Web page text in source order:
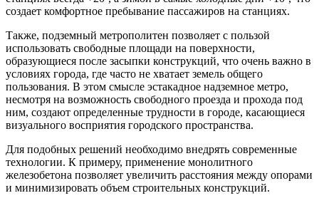
создает комфортное пребывание пассажиров на станциях.
Также, подземный метрополитен позволяет с пользой
использовать свободные площади на поверхности,
образующиеся после засыпки конструкций, что очень важно в
условиях города, где часто не хватает земель общего
пользования. В этом смысле эстакадное надземное метро,
несмотря на возможность свободного проезда и прохода под
ним, создают определенные трудности в городе, касающиеся
визуального восприятия городского пространства.
Для подобных решений необходимо внедрять современные
технологии. К примеру, применение монолитного
железобетона позволяет увеличить расстояния между опорами
и минимизировать объем строительных конструкций.